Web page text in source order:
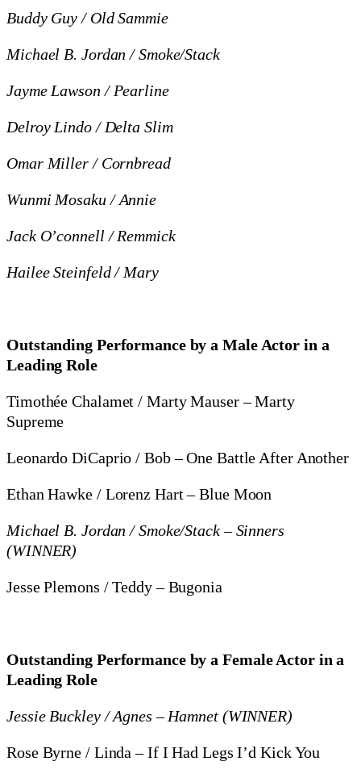
Buddy Guy / Old Sammie
Michael B. Jordan / Smoke/Stack
Jayme Lawson / Pearline
Delroy Lindo / Delta Slim
Omar Miller / Cornbread
Wunmi Mosaku / Annie
Jack O’connell / Remmick
Hailee Steinfeld / Mary
Outstanding Performance by a Male Actor in a
Leading Role
Timothée Chalamet / Marty Mauser – Marty
Supreme
Leonardo DiCaprio / Bob – One Battle After Another
Ethan Hawke / Lorenz Hart – Blue Moon
Michael B. Jordan / Smoke/Stack – Sinners
(WINNER)
Jesse Plemons / Teddy – Bugonia
Outstanding Performance by a Female Actor in a
Leading Role
Jessie Buckley / Agnes – Hamnet (WINNER)
Rose Byrne / Linda – If I Had Legs I’d Kick You